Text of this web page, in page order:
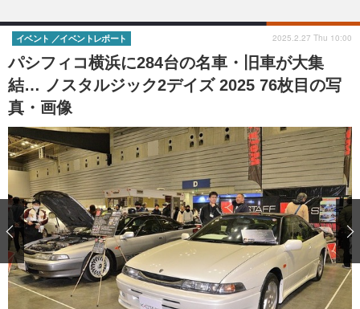
甲信越 北陸
東海 関西
中国
九州 沖縄
注目の記事
ショップレポート 愛車 File
自動車豆知識 ストップ！不具合修理＆粗悪修理
鈑金・塗装
ディテイリング
ディテイリング 洗車
ヘッドライト磨き コーティング
鈑金・塗装
小キズ直し 防錆
特集記事
パシフィコ横浜に284台の名車・旧車が大集
結… ノスタルジック2デイズ 2025 76枚目の写
真・画像
イベント イベントレポート 2025.2.27 Thu 10:00